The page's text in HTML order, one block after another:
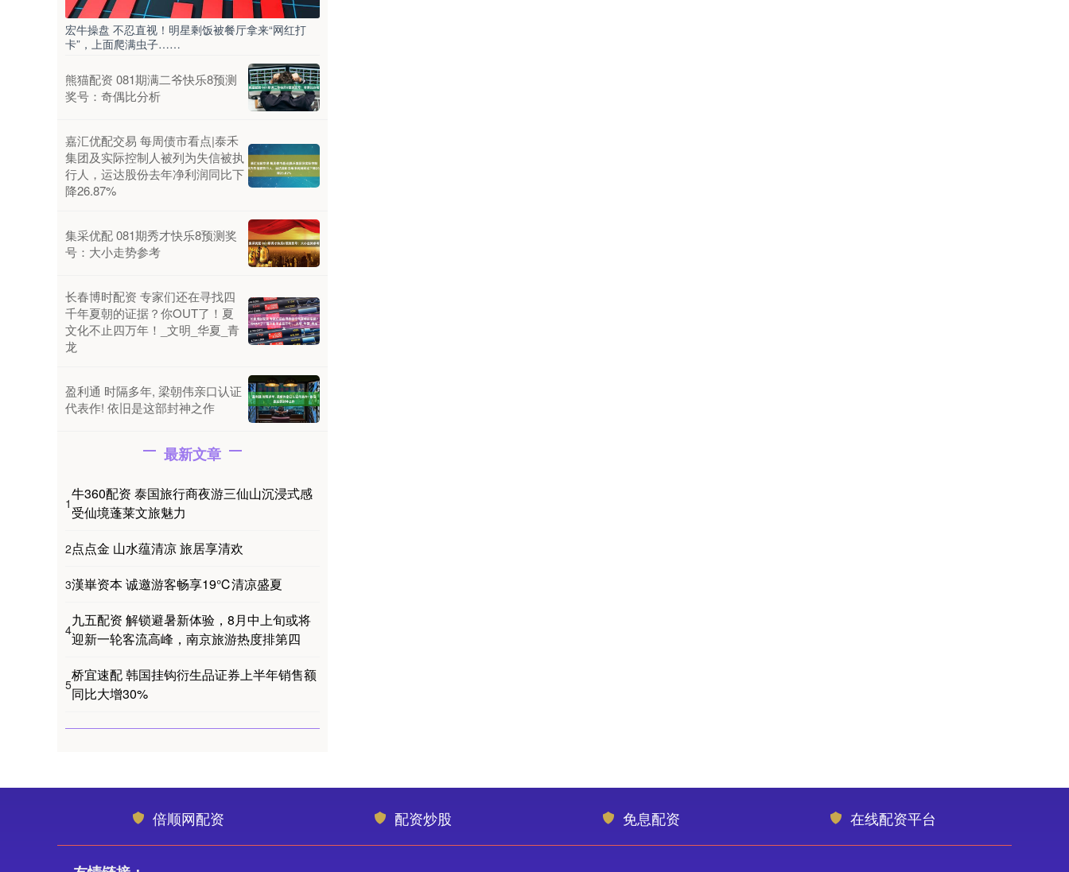
宏牛操盘 不忍直视！明星剩饭被餐厅拿来“网红打
卡”，上面爬满虫子……
熊猫配资 081期满二爷快乐8预测
奖号：奇偶比分析
嘉汇优配交易 每周债市看点|泰禾
集团及实际控制人被列为失信被执
行人，运达股份去年净利润同比下
降26.87%
集采优配 081期秀才快乐8预测奖
号：大小走势参考
长春博时配资 专家们还在寻找四
千年夏朝的证据？你OUT了！夏
文化不止四万年！_文明_华夏_青
龙
盈利通 时隔多年, 梁朝伟亲口认证
代表作! 依旧是这部封神之作
最新文章
1
牛360配资 泰国旅行商夜游三仙山沉浸式感
受仙境蓬莱文旅魅力
2点点金 山水蕴清凉 旅居享清欢
3漢崋资本 诚邀游客畅享19℃清凉盛夏
4
九五配资 解锁避暑新体验，8月中上旬或将
迎新一轮客流高峰，南京旅游热度排第四
5
桥宜速配 韩国挂钩衍生品证券上半年销售额
同比大增30%
倍顺网配资 配资炒股 免息配资 在线配资平台